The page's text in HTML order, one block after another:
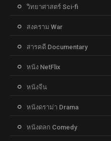
วิทยาศาสตร์ Sci-fi
สงคราม War
สารคดี Documentary
หนัง NetFlix
หนังจีน
หนังดราม่า Drama
หนังตลก Comedy